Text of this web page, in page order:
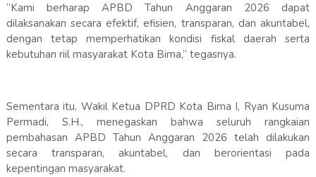
“Kami berharap APBD Tahun Anggaran 2026 dapat
dilaksanakan secara efektif, efisien, transparan, dan akuntabel,
dengan tetap memperhatikan kondisi fiskal daerah serta
kebutuhan riil masyarakat Kota Bima,” tegasnya.
Sementara itu, Wakil Ketua DPRD Kota Bima I, Ryan Kusuma
Permadi, S.H., menegaskan bahwa seluruh rangkaian
pembahasan APBD Tahun Anggaran 2026 telah dilakukan
secara transparan, akuntabel, dan berorientasi pada
kepentingan masyarakat.